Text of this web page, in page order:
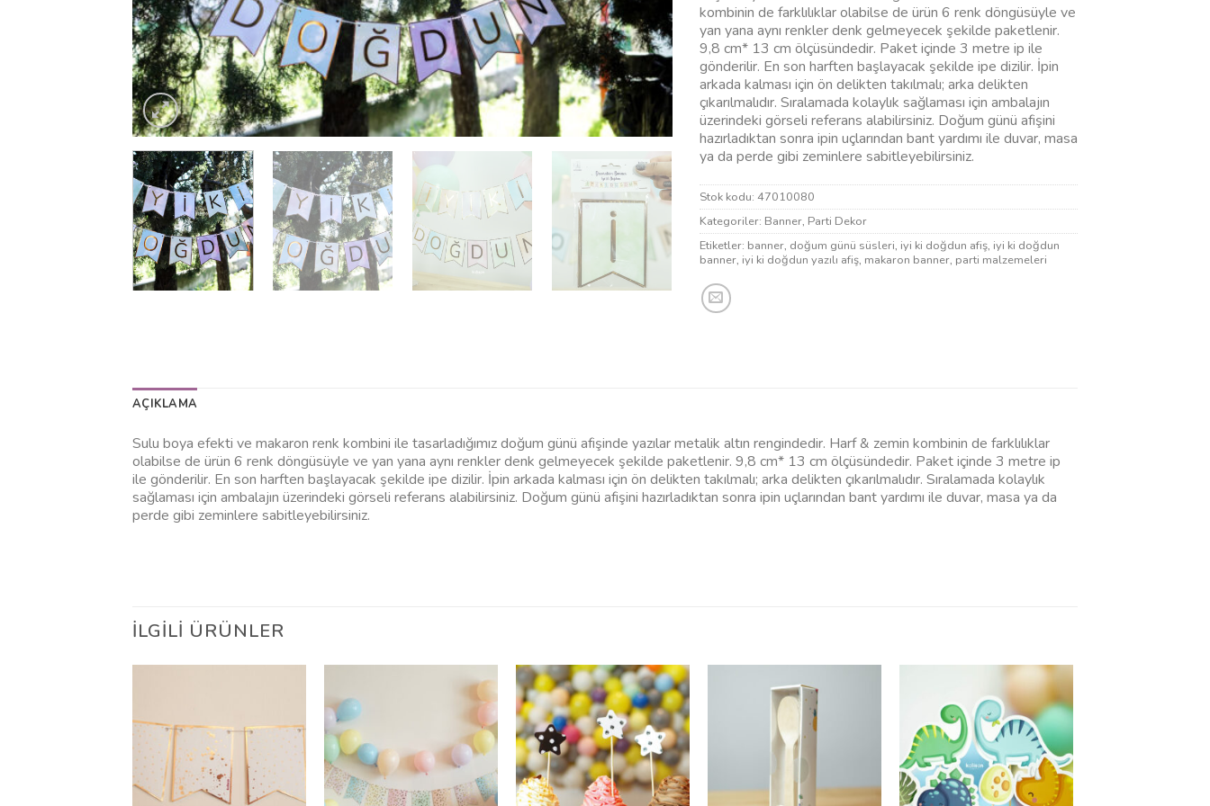
kombinin de farklılıklar olabilse de ürün 6 renk döngüsüyle ve
yan yana aynı renkler denk gelmeyecek şekilde paketlenir.
9,8 cm* 13 cm ölçüsündedir. Paket içinde 3 metre ip ile
gönderilir. En son harften başlayacak şekilde ipe dizilir. İpin
arkada kalması için ön delikten takılmalı; arka delikten
çıkarılmalıdır. Sıralamada kolaylık sağlaması için ambalajın
üzerindeki görseli referans alabilirsiniz. Doğum günü afişini
hazırladıktan sonra ipin uçlarından bant yardımı ile duvar, masa
ya da perde gibi zeminlere sabitleyebilirsiniz.
Stok kodu: 47010080
Kategoriler: Banner, Parti Dekor
Etiketler: banner, doğum günü süsleri, iyi ki doğdun afiş, iyi ki doğdun
banner, iyi ki doğdun yazılı afiş, makaron banner, parti malzemeleri
AÇIKLAMA
Sulu boya efekti ve makaron renk kombini ile tasarladığımız doğum günü afişinde yazılar metalik altın rengindedir. Harf & zemin kombinin de farklılıklar
olabilse de ürün 6 renk döngüsüyle ve yan yana aynı renkler denk gelmeyecek şekilde paketlenir. 9,8 cm* 13 cm ölçüsündedir. Paket içinde 3 metre ip
ile gönderilir. En son harften başlayacak şekilde ipe dizilir. İpin arkada kalması için ön delikten takılmalı; arka delikten çıkarılmalıdır. Sıralamada kolaylık
sağlaması için ambalajın üzerindeki görseli referans alabilirsiniz. Doğum günü afişini hazırladıktan sonra ipin uçlarından bant yardımı ile duvar, masa ya da
perde gibi zeminlere sabitleyebilirsiniz.
İLGILI ÜRÜNLER